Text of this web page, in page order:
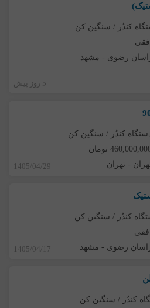
کندُر / سنگین کن
رضوی - مشهد
5 روز پیش
کندُر / سنگین کن
تومان
-تهران 1405/04/29
کندُر / سنگین کن
رضوی - مشهد 1405/04/17
کندُر / سنگین کن